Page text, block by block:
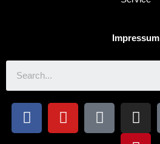
Impressum